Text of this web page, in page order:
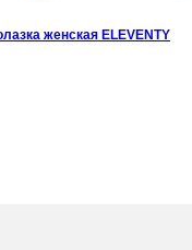
237 500 ₸.
женская ELEVENTY